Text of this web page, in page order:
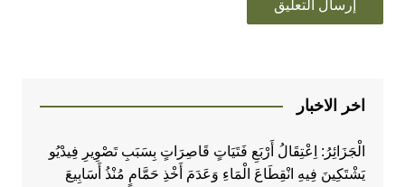
اخر الاخبار
الْجَزَائِرُ: اِعْتِقَالُ أَرْبَعِ فَتَيَاتٍ قَاصِرَاتٍ بِسَبَبِ تَصْوِيرِ فِيدْيُو
يَشْتَكِينَ فِيهِ انْقِطَاعَ الْمَاءِ وَعَدَمَ أَخْذِ حَمَّامٍ مُنْذُ أَسَابِيعَ